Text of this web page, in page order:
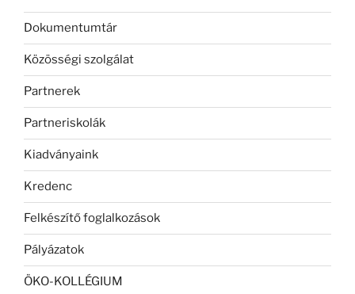
Dokumentumtár
Közösségi szolgálat
Partnerek
Partneriskolák
Kiadványaink
Kredenc
Felkészítő foglalkozások
Pályázatok
ÖKO-KOLLÉGIUM